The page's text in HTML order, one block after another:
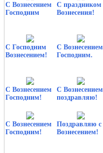
С Вознесением
Господним
С праздником
Вознесения!
С Господним
Вознесением!
С Вознесением
Господним.
С Вознесением
Господним!
С Вознесением
поздравляю!
С Вознесением
Господним!
Поздравляю с
Вознесением!